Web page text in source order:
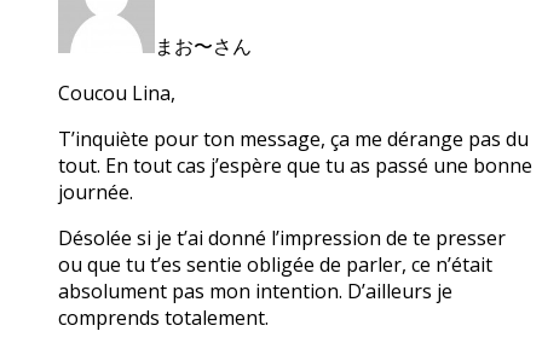
まお〜さん
Coucou Lina,
T’inquiète pour ton message, ça me dérange pas du
tout. En tout cas j’espère que tu as passé une bonne
journée.
Désolée si je t’ai donné l’impression de te presser
ou que tu t’es sentie obligée de parler, ce n’était
absolument pas mon intention. D’ailleurs je
comprends totalement.